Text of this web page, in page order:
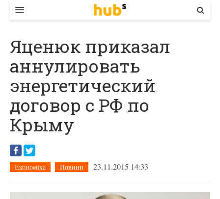
ЕКОНОМІКА
БІЗНЕС
СТАРТЕР
КОНТАКТИ
Яценюк приказал
аннулировать
энергетический
договор с РФ по
Крыму
Економіка Новини 23.11.2015 14:33